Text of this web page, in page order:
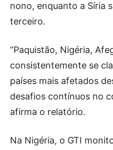
nono, enquanto a Síria
terceiro.
“Paquistão, Nigéria,
consistentemente se
países mais afetados
desafios contínuos no
afirma o relatório.
Na Nigéria, o GTI